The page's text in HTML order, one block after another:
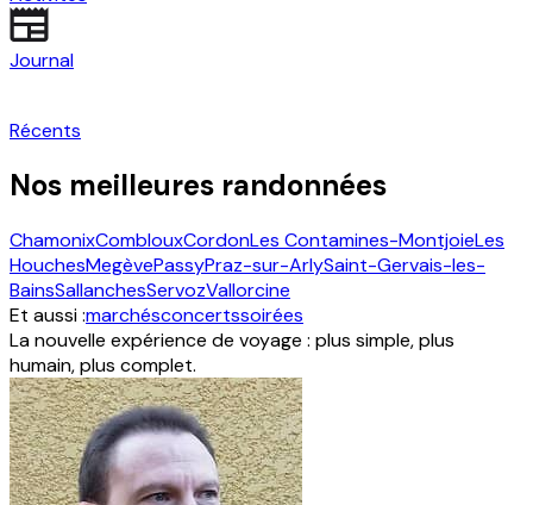
Journal
Récents
Nos meilleures randonnées
ChamonixComblouxCordonLes Contamines-MontjoieLes
HouchesMegèvePassyPraz-sur-ArlySaint-Gervais-les-
BainsSallanchesServozVallorcine
Et aussi :marchésconcertssoirées
La nouvelle expérience de voyage : plus simple, plus
humain, plus complet.